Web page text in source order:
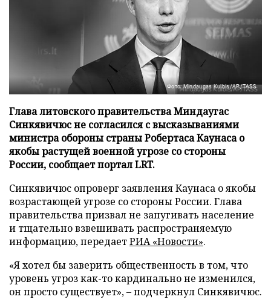
Фото: Mindaugas Kulbis/AP/TASS
Глава литовского правительства Миндаугас
Синкявичюс не согласился с высказываниями
министра обороны страны Робертаса Каунаса о
якобы растущей военной угрозе со стороны
России, сообщает портал LRT.
Синкявичюс опроверг заявления Каунаса о якобы
возрастающей угрозе со стороны России. Глава
правительства призвал не запугивать население
и тщательно взвешивать распространяемую
информацию, передаетРИА «Новости».
«Я хотел бы заверить общественность в том, что
уровень угроз как-то кардинально не изменился,
он просто существует», – подчеркнул Синкявичюс.